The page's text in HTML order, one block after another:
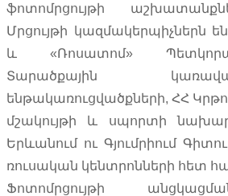
ֆոտոմրցույթի
Մրցույթի կազմակերպիչներն
և «Ռոսատոմ»
Տարածքային
ենթակառուցվածքների, ՀՀ
մշակույթի և սպորտի
Երևանում ու Գյումրիում
ռուսական կենտրոնների հետ
Ֆոտոմրցույթի